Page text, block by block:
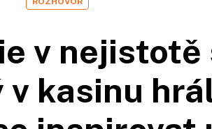
v nejistotě
kasinu